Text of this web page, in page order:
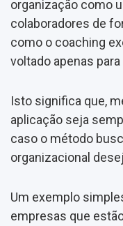
organização como
colaboradores de
como o coaching
voltado apenas
Isto significa que,
aplicação seja
caso o método
organizacional
Um exemplo
empresas que